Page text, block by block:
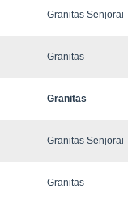
Granitas Senjorai
Granitas
Granitas
Granitas Senjorai
Granitas